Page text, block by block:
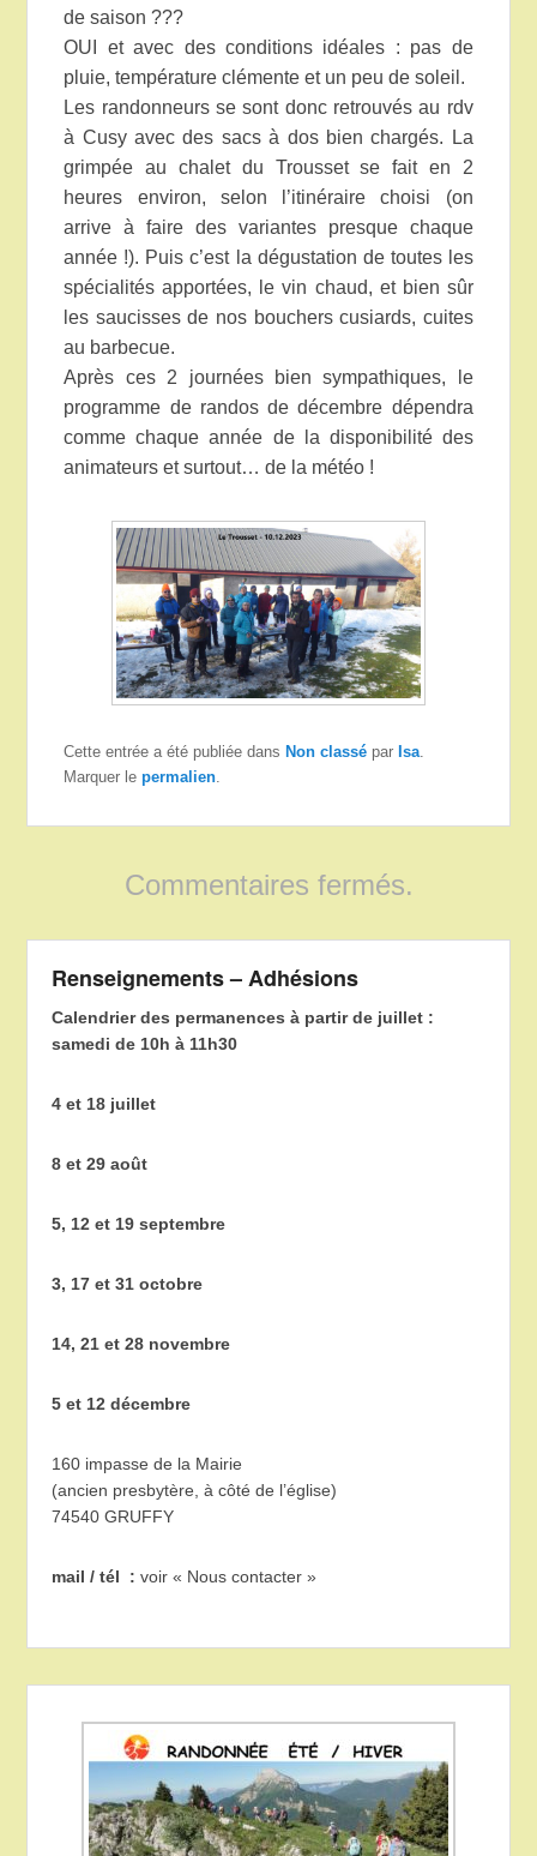
de saison ???
OUI et avec des conditions idéales : pas de
pluie, température clémente et un peu de soleil.
Les randonneurs se sont donc retrouvés au rdv
à Cusy avec des sacs à dos bien chargés. La
grimpée au chalet du Trousset se fait en 2
heures environ, selon l’itinéraire choisi (on
arrive à faire des variantes presque chaque
année !). Puis c’est la dégustation de toutes les
spécialités apportées, le vin chaud, et bien sûr
les saucisses de nos bouchers cusiards, cuites
au barbecue.
Après ces 2 journées bien sympathiques, le
programme de randos de décembre dépendra
comme chaque année de la disponibilité des
animateurs et surtout… de la météo !
Cette entrée a été publiée dans Non classé par Isa.
Marquer lepermalien.
Commentaires fermés.
Renseignements – Adhésions
Calendrier des permanences à partir de juillet :
samedi de 10h à 11h30
4 et 18 juillet
8 et 29 août
5, 12 et 19 septembre
3, 17 et 31 octobre
14, 21 et 28 novembre
5 et 12 décembre
160 impasse de la Mairie
(ancien presbytère, à côté de l’église)
74540 GRUFFY
mail / tél :voir « Nous contacter »